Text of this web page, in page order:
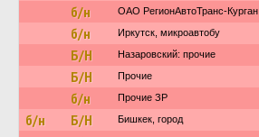
б/н ОАО РегионАвтоТранс-Курган
б/н Иркутск, микроавтобу
Б/Н Назаровский: прочие
Б/Н Прочие
б/н Прочие ЗР
б/н Б/Н Бишкек, город